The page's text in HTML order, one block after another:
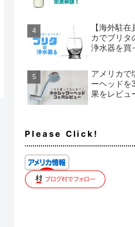
【海外駐
カでブリタ
浄水器を買
アメリカで
ーヘッドを
果をレビュ
Please Click!